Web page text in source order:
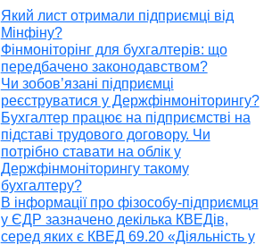
Який лист отримали підприємці від
Мінфіну?
Фінмоніторінг для бухгалтерів: що
передбачено законодавством?
Чи зобов’язані підприємці
реєструватися у Держфінмоніторингу?
Бухгалтер працює на підприємстві на
підставі трудового договору. Чи
потрібно ставати на облік у
Держфінмоніторингу такому
бухгалтеру?
В інформації про фізособу-підприємця
у ЄДР зазначено декілька КВЕДів,
серед яких є КВЕД 69.20 «Діяльність у